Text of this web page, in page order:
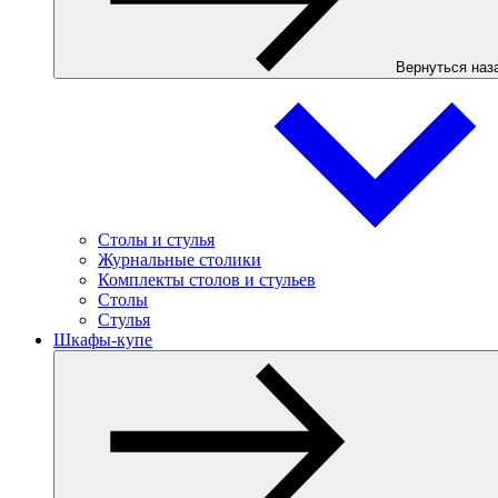
Вернуться
Столы и стулья
Журнальные столики
Комплекты столов и стульев
Столы
Стулья
Шкафы-купе